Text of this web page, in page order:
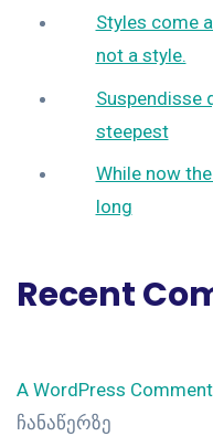
Styles come
not a style.
Suspendisse
steepest
While now
long
Recent
A WordPress
ჩანაწერზე